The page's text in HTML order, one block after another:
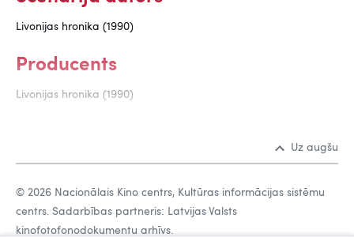
Livonijas hronika (1990)
Producents
Livonijas hronika (1990)
Uz augšu
© 2026 Nacionālais Kino centrs, Kultūras informācijas sistēmu
centrs. Sadarbības partneris: Latvijas Valsts
kinofotofonodokumentu arhīvs.